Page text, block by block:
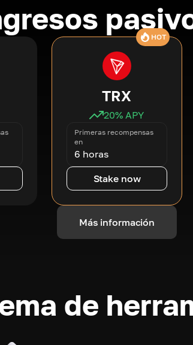
HOT
TRX
20% APY
Primeras recompensas
en
6 horas
Stake now
Más información
de